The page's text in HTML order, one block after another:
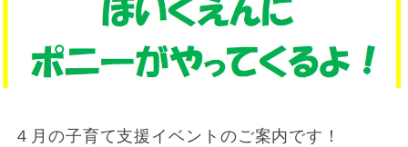
から探す
４月の子育て支援イベントのご案内です！